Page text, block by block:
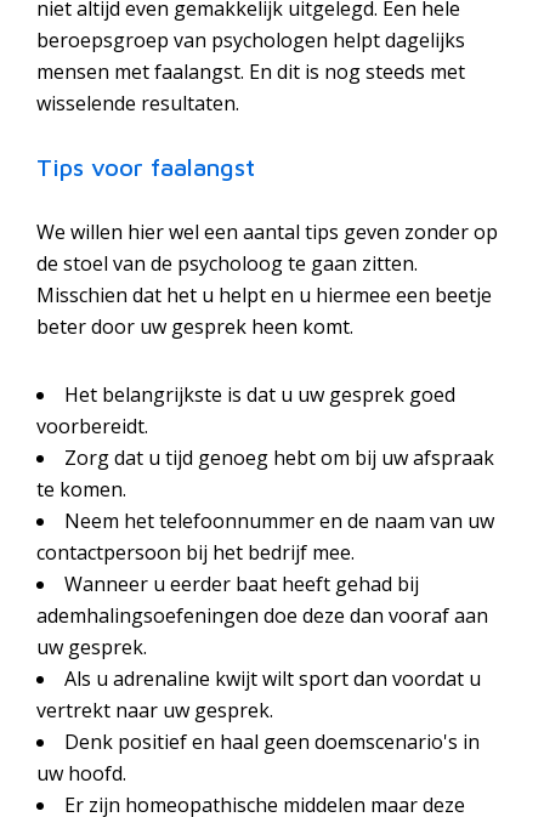
niet altijd even gemakkelijk uitgelegd. Een hele
beroepsgroep van psychologen helpt dagelijks
mensen met faalangst. En dit is nog steeds met
wisselende resultaten.
Tips voor faalangst
We willen hier wel een aantal tips geven zonder op
de stoel van de psycholoog te gaan zitten.
Misschien dat het u helpt en u hiermee een beetje
beter door uw gesprek heen komt.
Het belangrijkste is dat u uw gesprek goed
voorbereidt.
Zorg dat u tijd genoeg hebt om bij uw afspraak
te komen.
Neem het telefoonnummer en de naam van uw
contactpersoon bij het bedrijf mee.
Wanneer u eerder baat heeft gehad bij
ademhalingsoefeningen doe deze dan vooraf aan
uw gesprek.
Als u adrenaline kwijt wilt sport dan voordat u
vertrekt naar uw gesprek.
Denk positief en haal geen doemscenario's in
uw hoofd.
Er zijn homeopathische middelen maar deze